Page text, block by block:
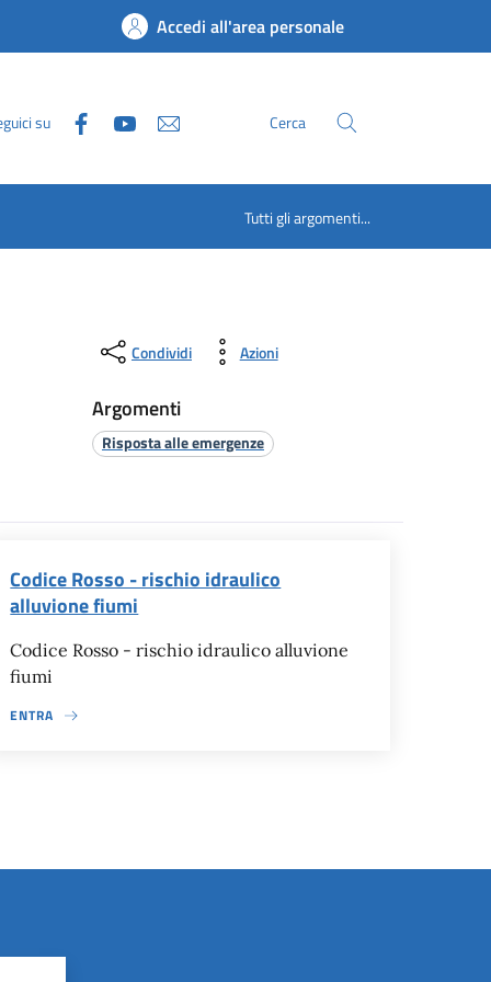
Accedi all'area personale
su Cerca
Tutti gli argomenti...
Condividi Azioni
Argomenti
Risposta alle emergenze
Codice Rosso - rischio idraulico
alluvione fiumi
Codice Rosso - rischio idraulico alluvione
fiumi
ENTRA